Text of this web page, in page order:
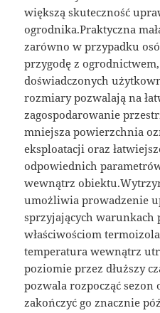
większą skuteczność
ogrodnika.Praktyczna
zarówno w przypadku
przygodę z
doświadczonych
rozmiary pozwalają na
zagospodarowanie
mniejsza powierzchnia
eksploatacji oraz
odpowiednich
wewnątrz
umożliwia prowadzenie
sprzyjających warunkach
właściwościom
temperatura wewnątrz
poziomie przez dłuższy
pozwala rozpocząć
zakończyć go znacznie